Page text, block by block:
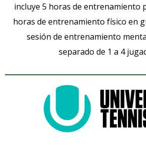
incluye 5 horas de entrenamiento
horas de entrenamiento físico en
sesión de entrenamiento
separado de 1 a 4